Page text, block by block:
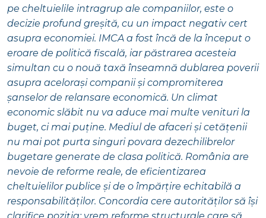
pe cheltuielile intragrup ale companiilor, este o
decizie profund greșită, cu un impact negativ cert
asupra economiei. IMCA a fost încă de la început o
eroare de politică fiscală, iar păstrarea acesteia
simultan cu o nouă taxă înseamnă dublarea poverii
asupra acelorași companii și compromiterea
șanselor de relansare economică. Un climat
economic slăbit nu va aduce mai multe venituri la
buget, ci mai puține. Mediul de afaceri și cetățenii
nu mai pot purta singuri povara dezechilibrelor
bugetare generate de clasa politică. România are
nevoie de reforme reale, de eficientizarea
cheltuielilor publice și de o împărțire echitabilă a
responsabilităților. Concordia cere autorităților să își